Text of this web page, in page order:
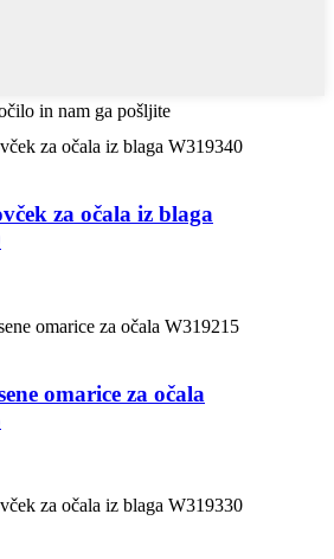
in nam ga pošljite
za očala iz blaga
omarice za očala